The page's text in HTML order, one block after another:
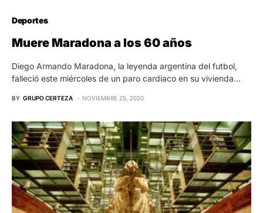
Deportes
Muere Maradona a los 60 años
Diego Armando Maradona, la leyenda argentina del futbol,
falleció este miércoles de un paro cardíaco en su vivienda…
BY GRUPO CERTEZA NOVIEMBRE 25, 2020